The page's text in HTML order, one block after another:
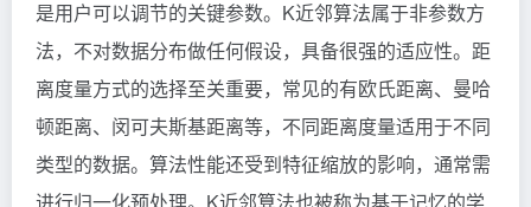
是用户可以调节的关键参数。K近邻算法属于非参数方
法，不对数据分布做任何假设，具备很强的适应性。距
离度量方式的选择至关重要，常见的有欧氏距离、曼哈
顿距离、闵可夫斯基距离等，不同距离度量适用于不同
类型的数据。算法性能还受到特征缩放的影响，通常需
进行归一化预处理。K近邻算法也被称为基于记忆的学